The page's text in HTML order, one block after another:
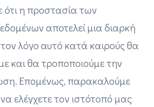
ότι η προστασία των
αποτελεί μια διαρκή
τον λόγο αυτό κατά καιρούς θα
και θα τροποποιούμε την
Επομένως, παρακαλούμε
ελέγχετε τον ιστότοπό μας